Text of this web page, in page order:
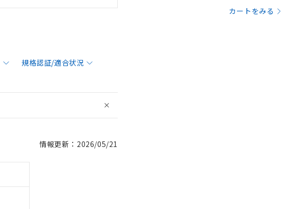
規格認証/適合状況
情報更新：2026/05/21
カートをみる